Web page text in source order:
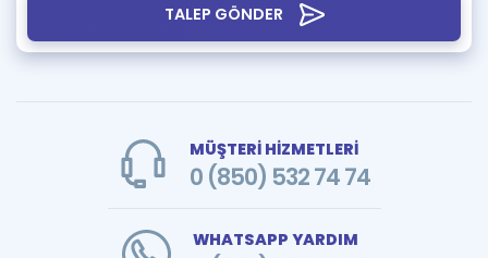
TALEP GÖNDER
MÜŞTERİ HİZMETLERİ
0 (850) 532 74 74
WHATSAPP YARDIM